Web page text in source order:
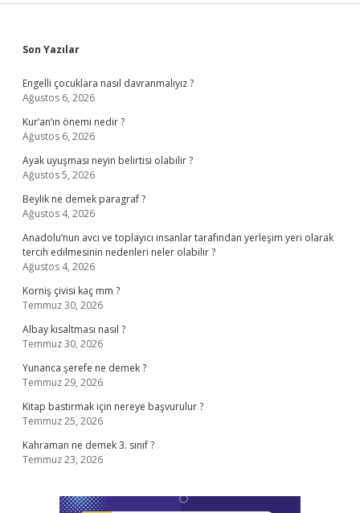
Sidebar
Son Yazılar
Engelli çocuklara nasıl davranmalıyız ?
Ağustos 6, 2026
Kur’an’ın önemi nedir ?
Ağustos 6, 2026
Ayak uyuşması neyin belirtisi olabilir ?
Ağustos 5, 2026
Beylik ne demek paragraf ?
Ağustos 4, 2026
Anadolu’nun avcı ve toplayıcı insanlar tarafından yerleşim yeri olarak
tercih edilmesinin nedenleri neler olabilir ?
Ağustos 4, 2026
Korniş çivisi kaç mm ?
Temmuz 30, 2026
Albay kısaltması nasıl ?
Temmuz 30, 2026
Yunanca şerefe ne demek ?
Temmuz 29, 2026
Kitap bastırmak için nereye başvurulur ?
Temmuz 25, 2026
Kahraman ne demek 3. sınıf ?
Temmuz 23, 2026